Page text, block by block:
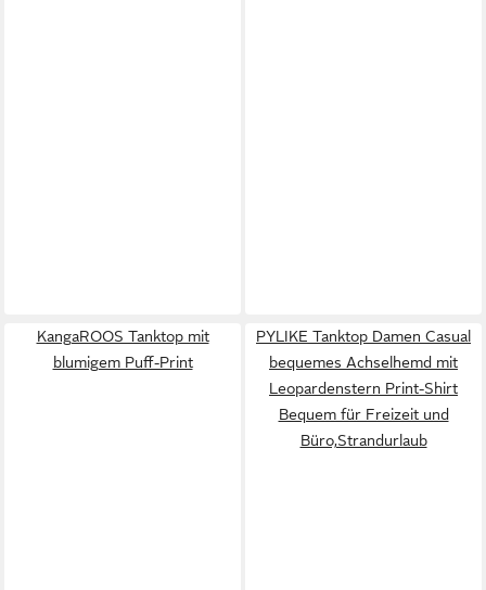
KangaROOS Tanktop mit
blumigem Puff-Print
PYLIKE Tanktop Damen Casual
bequemes Achselhemd mit
Leopardenstern Print-Shirt
Bequem für Freizeit und
Büro,Strandurlaub